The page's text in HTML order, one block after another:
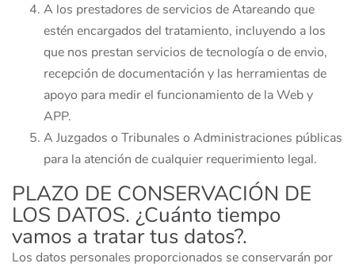
A los prestadores de servicios de Atareando que
estén encargados del tratamiento, incluyendo a los
que nos prestan servicios de tecnología o de envio,
recepción de documentación y las herramientas de
apoyo para medir el funcionamiento de la Web y
APP.
A Juzgados o Tribunales o Administraciones públicas
para la atención de cualquier requerimiento legal.
PLAZO DE CONSERVACIÓN DE
LOS DATOS. ¿Cuánto tiempo
vamos a tratar tus datos?.
Los datos personales proporcionados se conservarán por